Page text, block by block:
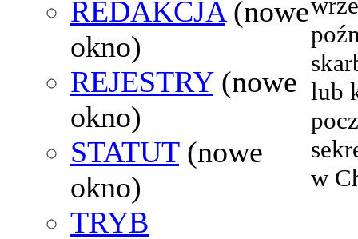
REDAKCJA (nowe
okno)
REJESTRY (nowe
okno)
STATUT (nowe
okno)
TRYB
lub
w